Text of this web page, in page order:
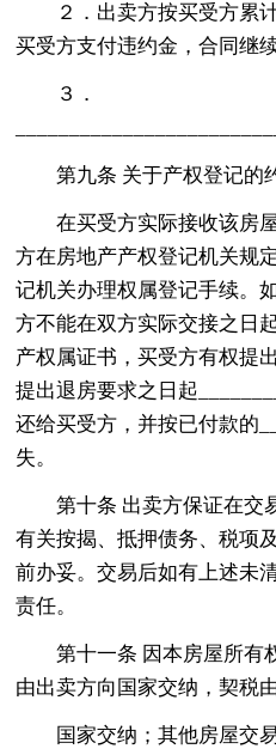
２．出卖方按买受方累
买受方支付违约金，合同继续
３．
第九条 关于产权登记的
在买受方实际接收该房
方在房地产产权登记机关规
记机关办理权属登记手续。
方不能在双方实际交接之日
产权属证书，买受方有权提
提出退房要求之日起
还给买受方，并按已付款的
失。
第十条 出卖方保证在交
有关按揭、抵押债务、税项
前办妥。交易后如有上述未
责任。
第十一条 因本房屋所有
由出卖方向国家交纳，契税
国家交纳；其他房屋交